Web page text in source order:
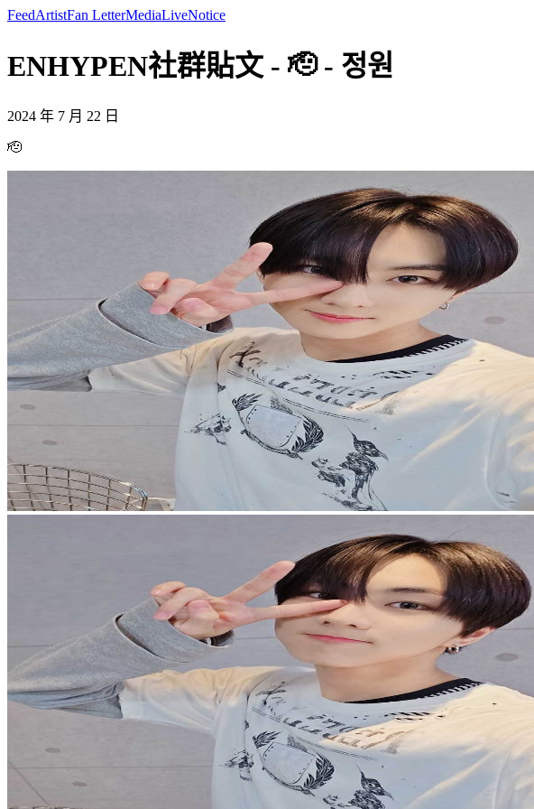
FeedArtistFan LetterMediaLiveNotice
ENHYPEN社群貼文 - 🫡 - 정원
2024 年 7 月 22 日
🫡